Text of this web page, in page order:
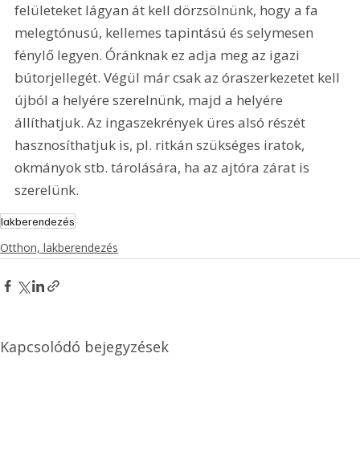
felületeket lágyan át kell dörzsölnünk, hogy a fa
melegtónusú, kellemes tapintású és selymesen
fénylő legyen. Óránknak ez adja meg az igazi
bútorjellegét. Végül már csak az óraszerkezetet kell
újból a helyére szerelnünk, majd a helyére
állíthatjuk. Az ingaszekrények üres alsó részét
hasznosíthatjuk is, pl. ritkán szükséges iratok,
okmányok stb. tárolására, ha az ajtóra zárat is
szerelünk.
lakberendezés
Otthon, lakberendezés
Kapcsolódó bejegyzések